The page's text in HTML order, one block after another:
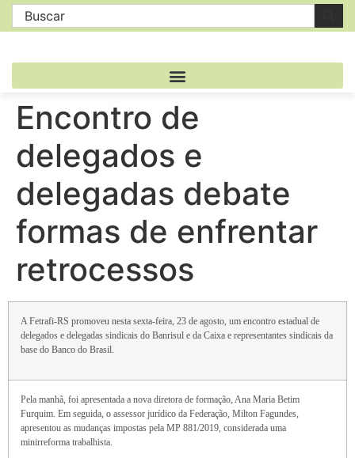
Encontro de
delegados e
delegadas debate
formas de enfrentar
retrocessos
A Fetrafi-RS promoveu nesta sexta-feira, 23 de agosto, um encontro estadual de
delegados e delegadas sindicais do Banrisul e da Caixa e representantes sindicais da
base do Banco do Brasil.
Pela manhã, foi apresentada a nova diretora de formação, Ana Maria Betim
Furquim. Em seguida, o assessor jurídico da Federação, Milton Fagundes,
apresentou as mudanças impostas pela MP 881/2019, considerada uma
minirreforma trabalhista.